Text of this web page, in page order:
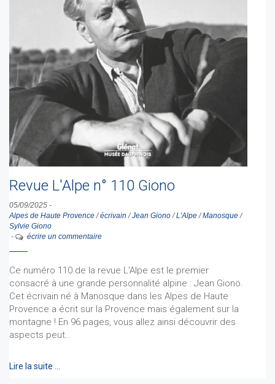
Revue L'Alpe n° 110 Giono
05/09/2025 -
Alpes de Haute Provence /écrivain /Jean Giono /L'Alpe /Manosque /
Sylvie Giono
-
écrire un commentaire
Ce numéro 110 de la revue L'Alpe est le premier
consacré à une grande personnalité alpine : Jean Giono.
Cet écrivain né à Manosque dans les Alpes de Haute
Provence a écrit sur la Provence mais également sur la
montagne ! En 96 pages, vous allez ainsi découvrir des
aspects peut…
Lire la suite …